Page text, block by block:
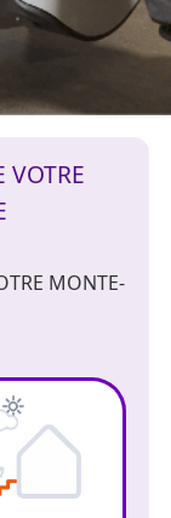
VOTRE
MONTE-